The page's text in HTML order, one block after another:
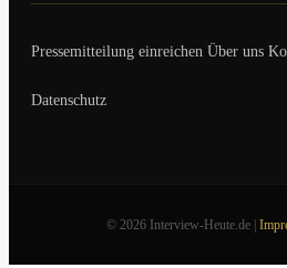
Pressemitteilung einreichen Über uns
Datenschutz
© 2026 Interview-Heute.de |